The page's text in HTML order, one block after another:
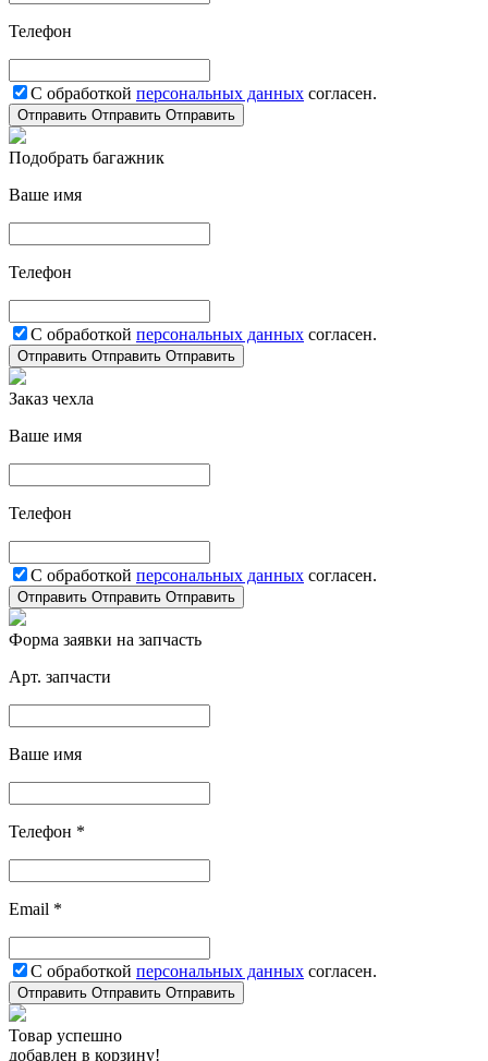
Телефон
С обработкой персональных данных согласен.
Отправить Отправить Отправить
Подобрать багажник
Ваше имя
Телефон
С обработкой персональных данных согласен.
Отправить Отправить Отправить
Заказ чехла
Ваше имя
Телефон
С обработкой персональных данных согласен.
Отправить Отправить Отправить
Форма заявки на запчасть
Арт. запчасти
Ваше имя
Телефон *
Email *
С обработкой персональных данных согласен.
Отправить Отправить Отправить
Товар успешно
добавлен в корзину!